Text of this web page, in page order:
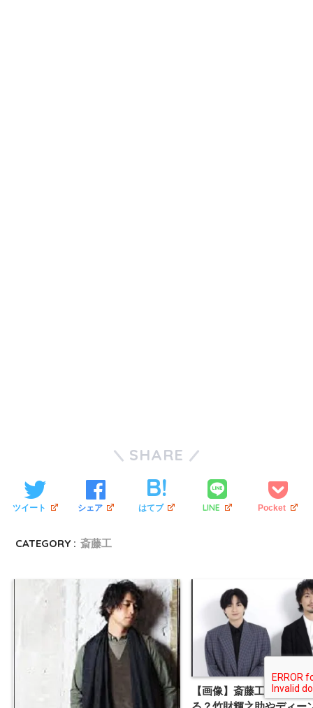
SHARE
ツイート シェア はてブ LINE Pocket
CATEGORY : 斎藤工
【画像】斎藤工は中島健